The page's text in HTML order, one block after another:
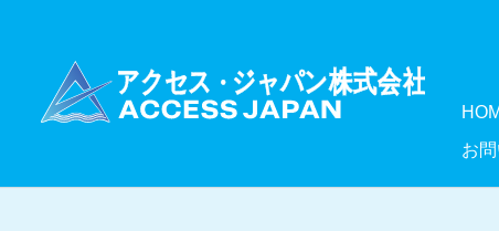
お